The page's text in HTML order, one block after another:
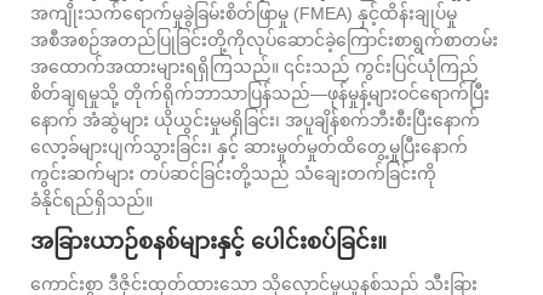
အကျိုးသက်ရောက်မှုခွဲခြမ်းစိတ်ဖြာမှု (FMEA) နှင့်ထိန်းချုပ်မှု
အစီအစဉ်အတည်ပြုခြင်းတို့ကိုလုပ်ဆောင်ခဲ့ကြောင်းစာရွက်စာတမ်း
အထောက်အထားများရရှိကြသည်။ ၎င်းသည် ကွင်းပြင်ယုံကြည်
စိတ်ချရမှုသို့ တိုက်ရိုက်ဘာသာပြန်သည်—ဖုန်မှုန့်များဝင်ရောက်ပြီး
နောက် အံဆွဲများ ယိုယွင်းမှုမရှိခြင်း၊ အပူချိန်စက်ဘီးစီးပြီးနောက်
လော့ခ်များပျက်သွားခြင်း၊ နှင့် ဆားမှုတ်မှုတ်ထိတွေ့မှုပြီးနောက်
ကွင်းဆက်များ တပ်ဆင်ခြင်းတို့သည် သံချေးတက်ခြင်းကို
ခံနိုင်ရည်ရှိသည်။
အခြားယာဉ်စနစ်များနှင့် ပေါင်းစပ်ခြင်း။
ကောင်းစွာ ဒီဇိုင်းထုတ်ထားသော သိုလှောင်မှုယူနစ်သည် သီးခြား